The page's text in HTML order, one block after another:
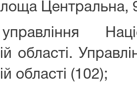
Центральна,
області.
області (102);